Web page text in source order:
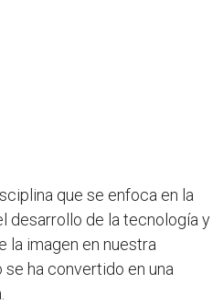
que se enfoca en la
desarrollo de la tecnología y
la imagen en nuestra
ha convertido en una